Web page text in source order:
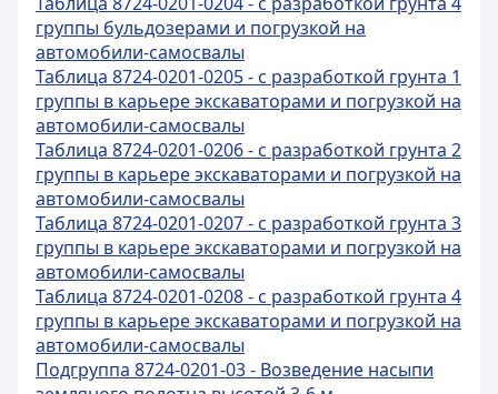
группы бульдозерами и погрузкой на
автомобили-самосвалы
Таблица 8724-0201-0205 - с разработкой грунта 1
группы в карьере экскаваторами и погрузкой на
автомобили-самосвалы
Таблица 8724-0201-0206 - с разработкой грунта 2
группы в карьере экскаваторами и погрузкой на
автомобили-самосвалы
Таблица 8724-0201-0207 - с разработкой грунта 3
группы в карьере экскаваторами и погрузкой на
автомобили-самосвалы
Таблица 8724-0201-0208 - с разработкой грунта 4
группы в карьере экскаваторами и погрузкой на
автомобили-самосвалы
Подгруппа 8724-0201-03 - Возведение насыпи